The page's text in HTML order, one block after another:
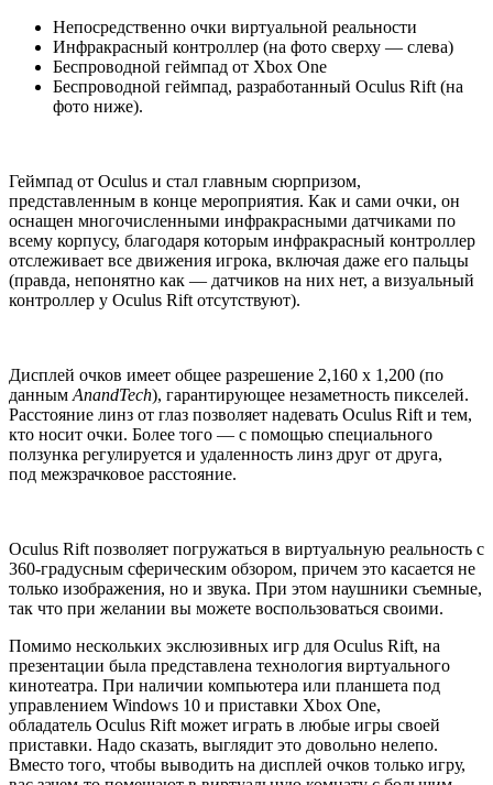
Непосредственно очки виртуальной реальности
Инфракрасный контроллер (на фото сверху — слева)
Беспроводной геймпад от Xbox One
Беспроводной геймпад, разработанный Oculus Rift (на
фото ниже).
Геймпад от Oculus и стал главным сюрпризом,
представленным в конце мероприятия. Как и сами очки, он
оснащен многочисленными инфракрасными датчиками по
всему корпусу, благодаря которым инфракрасный контроллер
отслеживает все движения игрока, включая даже его пальцы
(правда, непонятно как — датчиков на них нет, а визуальный
контроллер у Oculus Rift отсутствуют).
Дисплей очков имеет общее разрешение 2,160 x 1,200 (по
данным AnandTech), гарантирующее незаметность пикселей.
Расстояние линз от глаз позволяет надевать Oculus Rift и тем,
кто носит очки. Более того — с помощью специального
ползунка регулируется и удаленность линз друг от друга,
под межзрачковое расстояние.
Oculus Rift позволяет погружаться в виртуальную реальность с
360-градусным сферическим обзором, причем это касается не
только изображения, но и звука. При этом наушники съемные,
так что при желании вы можете воспользоваться своими.
Помимо нескольких экслюзивных игр для Oculus Rift, на
презентации была представлена технология виртуального
кинотеатра. При наличии компьютера или планшета под
управлением Windows 10 и приставки Xbox One,
обладатель Oculus Rift может играть в любые игры своей
приставки. Надо сказать, выглядит это довольно нелепо.
Вместо того, чтобы выводить на дисплей очков только игру,